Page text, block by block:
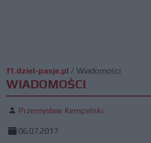
f1.dziel-pasje.pl / Wiadomości
WIADOMOŚCI
Przemysław Kempiński
06.07.2017